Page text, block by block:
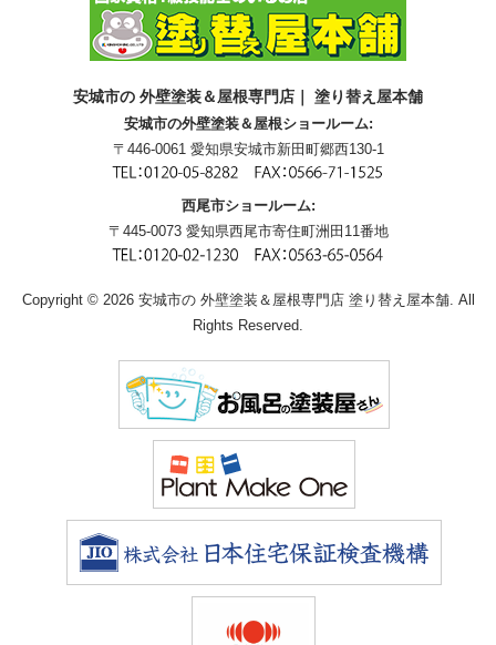
安城市の 外壁塗装＆屋根専門店｜ 塗り替え屋本舗
安城市の外壁塗装＆屋根ショールーム:
〒446-0061 愛知県安城市新田町郷西130-1
西尾市ショールーム:
〒445-0073 愛知県西尾市寄住町洲田11番地
Copyright © 2026 安城市の 外壁塗装＆屋根専門店 塗り替え屋本舗. All
Rights Reserved.